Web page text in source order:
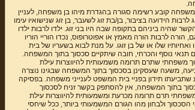
משפחה קובע רשימה סגורה בהגדרת מיהו בן משפחה, לעניין
הידועה בציבור, בן/בת זוג לשעבר, בן זוג שנישואיו עימו
שהיה ביניהם בתקופה שבה היו בני זוג. ילדו לרבות ילדו
הורה לרבות הורה מאמץ או אפוטרופוס, נכדו הוריי הוריו
שלו או של בן זוגו. על מנת לבוא בשעריו של בית
תנאי נוסף והכרחי, חובה שיתקיים סכסוך בתוך המשפחה.
משפחתי שתרם תרומה משמעותית להיווצרות עילת
משעה שעסקינן בסכסוך בתוך המשפחה שבגינו נוצרה
תידון בפניי בית המשפט לענייני משפחה. בפסיקה
בתוך המשפחה, אין להסתפק בקשר זניח לסכסוך
תרם תרומה מכרעת ומשמעותית להיווצרות עילת
ולבחון מהו הגורם המשמעותי ביותר, ככל שיחסי